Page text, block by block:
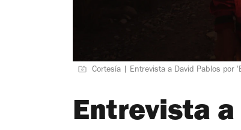
Cortesía | Entrevista a David Pablos por
Entrevista